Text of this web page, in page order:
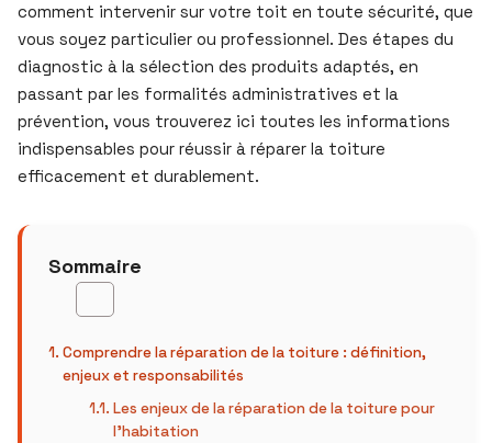
comment intervenir sur votre toit en toute sécurité, que
vous soyez particulier ou professionnel. Des étapes du
diagnostic à la sélection des produits adaptés, en
passant par les formalités administratives et la
prévention, vous trouverez ici toutes les informations
indispensables pour réussir à réparer la toiture
efficacement et durablement.
Sommaire
Comprendre la réparation de la toiture : définition,
enjeux et responsabilités
Les enjeux de la réparation de la toiture pour
l’habitation